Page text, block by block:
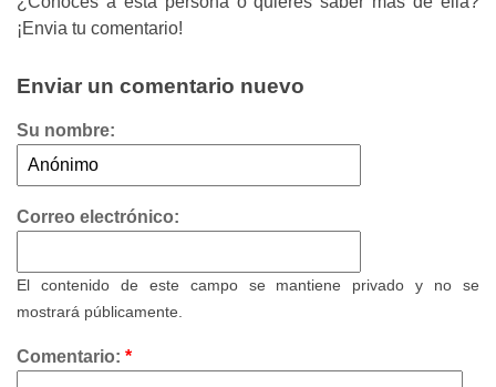
¡Envia tu comentario!
Enviar un comentario nuevo
Su nombre:
Correo electrónico:
El contenido de este campo se mantiene privado y no se
mostrará públicamente.
Comentario: *